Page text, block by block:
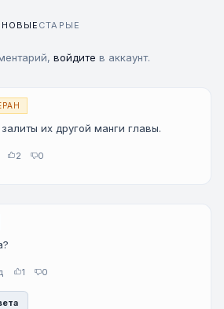
НОВЫЕ СТАРЫЕ
войдите в аккаунт.
их другой манги главы.
2 0
1 0